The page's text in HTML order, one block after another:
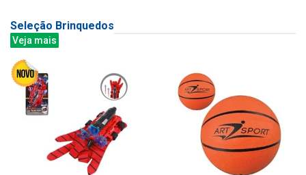
Seleção Brinquedos
Veja mais